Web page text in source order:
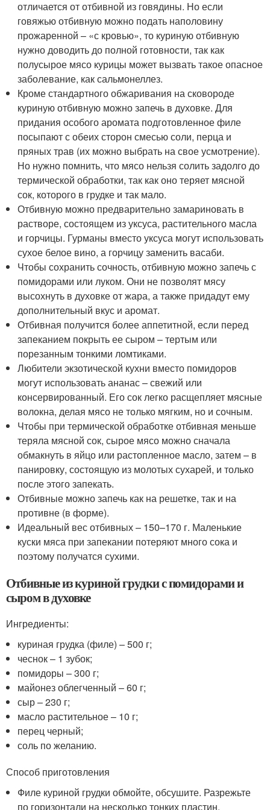
отличается от отбивной из говядины. Но если
говяжью отбивную можно подать наполовину
прожаренной – «с кровью», то куриную отбивную
нужно доводить до полной готовности, так как
полусырое мясо курицы может вызвать такое опасное
заболевание, как сальмонеллез.
Кроме стандартного обжаривания на сковороде
куриную отбивную можно запечь в духовке. Для
придания особого аромата подготовленное филе
посыпают с обеих сторон смесью соли, перца и
пряных трав (их можно выбрать на свое усмотрение).
Но нужно помнить, что мясо нельзя солить задолго до
термической обработки, так как оно теряет мясной
сок, которого в грудке и так мало.
Отбивную можно предварительно замариновать в
растворе, состоящем из уксуса, растительного масла
и горчицы. Гурманы вместо уксуса могут использовать
сухое белое вино, а горчицу заменить васаби.
Чтобы сохранить сочность, отбивную можно запечь с
помидорами или луком. Они не позволят мясу
высохнуть в духовке от жара, а также придадут ему
дополнительный вкус и аромат.
Отбивная получится более аппетитной, если перед
запеканием покрыть ее сыром – тертым или
порезанным тонкими ломтиками.
Любители экзотической кухни вместо помидоров
могут использовать ананас – свежий или
консервированный. Его сок легко расщепляет мясные
волокна, делая мясо не только мягким, но и сочным.
Чтобы при термической обработке отбивная меньше
теряла мясной сок, сырое мясо можно сначала
обмакнуть в яйцо или растопленное масло, затем – в
панировку, состоящую из молотых сухарей, и только
после этого запекать.
Отбивные можно запечь как на решетке, так и на
противне (в форме).
Идеальный вес отбивных – 150–170 г. Маленькие
куски мяса при запекании потеряют много сока и
поэтому получатся сухими.
Отбивные из куриной грудки с помидорами и
сыром в духовке
Ингредиенты:
куриная грудка (филе) – 500 г;
чеснок – 1 зубок;
помидоры – 300 г;
майонез облегченный – 60 г;
сыр – 230 г;
масло растительное – 10 г;
перец черный;
соль по желанию.
Способ приготовления
Филе куриной грудки обмойте, обсушите. Разрежьте
по горизонтали на несколько тонких пластин.